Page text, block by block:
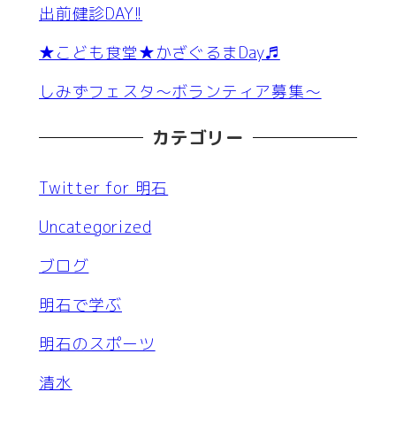
出前健診DAY!!
★こども食堂★かざぐるまDay♬
しみずフェスタ～ボランティア募集～
カテゴリー
Twitter for 明石
Uncategorized
ブログ
明石で学ぶ
明石のスポーツ
清水